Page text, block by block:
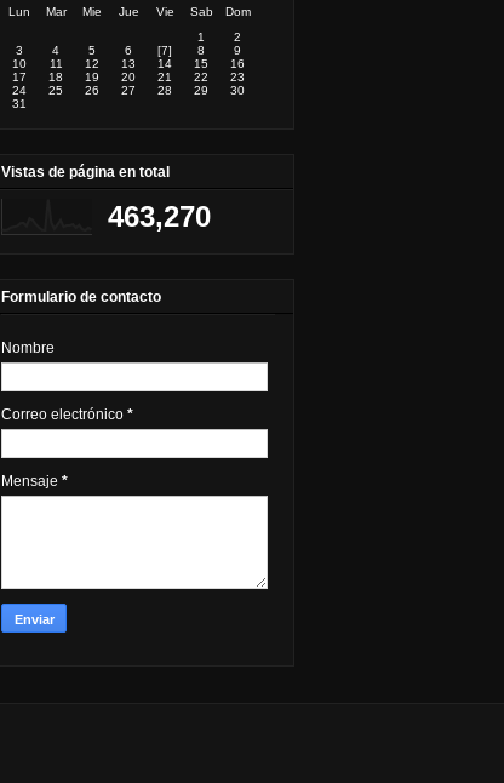
Lun Mar Mie Jue Vie Sab
Dom
1
2
3
4 5 6 [7] 8
9
10
11 12 13 14 15
16
17
18 19 20 21 22
23
24
25 26 27 28 29
30
31
Vistas de página en total
463,270
Formulario de contacto
Nombre
Correo electrónico *
Mensaje *